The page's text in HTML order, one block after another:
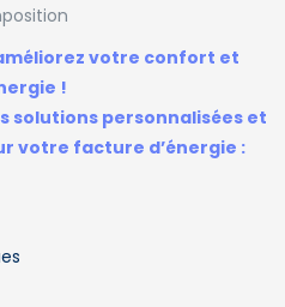
votre confort et
!
solutions personnalisées et
votre facture d’énergie :